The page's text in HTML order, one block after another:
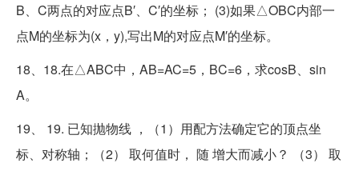
B、C两点的对应点B′、C′的坐标； (3)如果△OBC内部一
点M的坐标为(x，y),写出M的对应点M′的坐标。
18、18.在△ABC中，AB=AC=5，BC=6，求cosB、sin
A。
19、 19. 已知抛物线 ，（1）用配方法确定它的顶点坐
标、对称轴；（2） 取何值时， 随 增大而减小？ （3） 取